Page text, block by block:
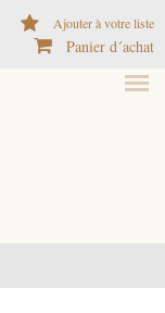
Ajouter à votre liste
Panier d´achat